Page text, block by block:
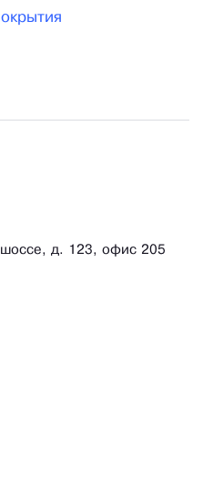
в 2015 году
рынках. Продажи
были
шоссе, д. 123, офис 205